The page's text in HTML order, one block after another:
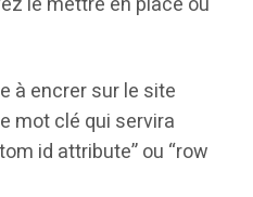
à encrer sur le site
mot clé qui servira
id attribute” ou “row